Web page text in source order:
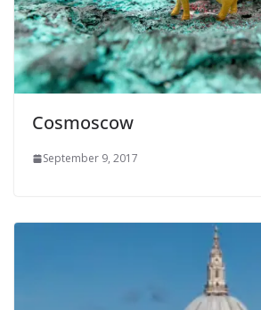
Cosmoscow
September 9, 2017